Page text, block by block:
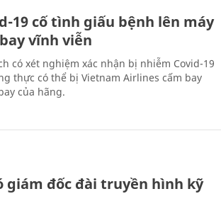
19 cố tình giấu bệnh lên máy
vĩnh viễn
có xét nghiệm xác nhận bị nhiễm Covid-19
thực có thể bị Vietnam Airlines cấm bay
của hãng.
giám đốc đài truyền hình kỹ